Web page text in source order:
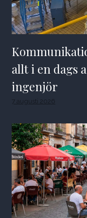
allt i en dags
ingenjör
7 augusti 2026